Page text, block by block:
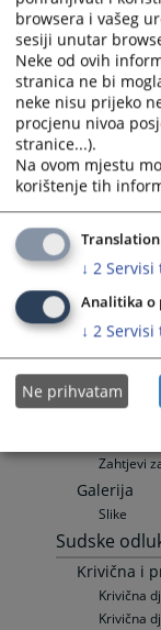
Obavijest
Vaša pitanja
Često
Često
Specifična
Odnosi s
Vijesti
E-SUD
Publikacije
Brošure
Ostale
Mediji
Zahtjevi
Galerija
Slike
Sudske
Krivična i
Krivična
Krivična
browsera i vašeg
sesiji unutar
Neke od ovih
stranica ne bi
neke nisu prijeko
procjenu nivoa
stranice...).
Na ovom mjestu
korištenje tih
Translation
↓ 2 Servisi
Analitika o
↓ 2 Servisi
Ne prihvatam